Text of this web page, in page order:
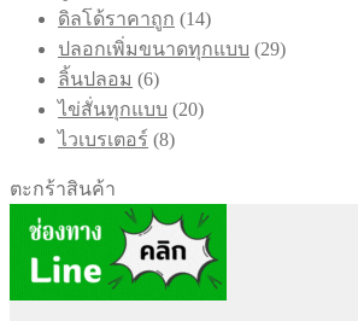
ดิลโด้ราคาถูก 1414
ปลอกเพิ่มขนาดทุกแบบ 2929
ลิ้นปลอม 66
สินค้า
ไข่สั่นทุกแบบ 2020
ไวเบรเตอร์ 88
ตะกร้าสินค้า